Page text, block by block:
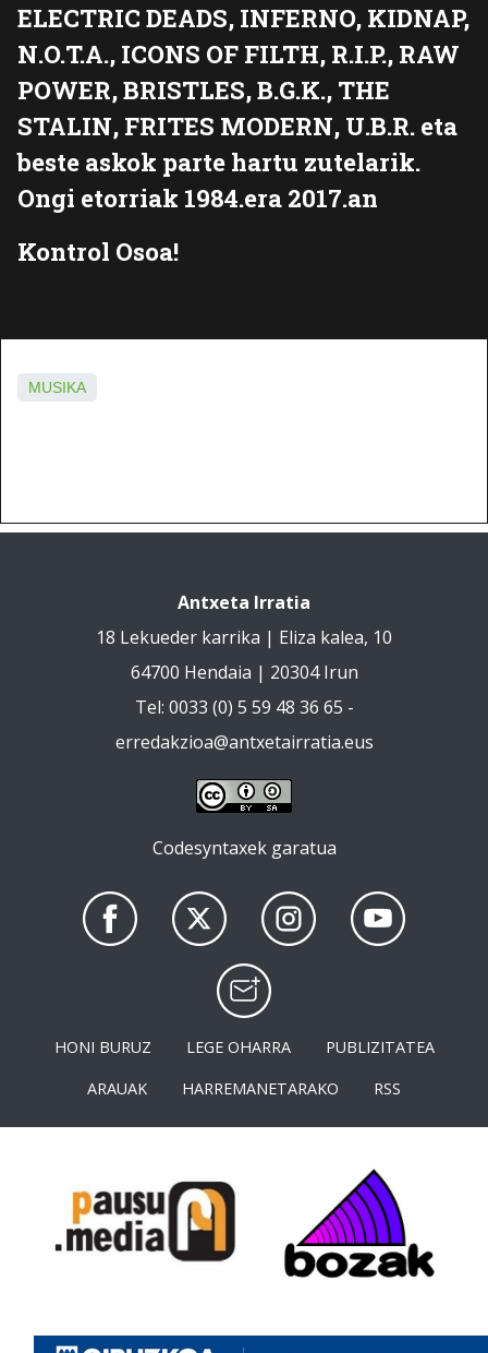
ELECTRIC DEADS, INFERNO, KIDNAP,
N.O.T.A., ICONS OF FILTH, R.I.P., RAW
POWER, BRISTLES, B.G.K., THE
STALIN, FRITES MODERN, U.B.R. eta
beste askok parte hartu zutelarik.
Ongi etorriak 1984.era 2017.an
Kontrol Osoa!
MUSIKA
Antxeta Irratia
18 Lekueder karrika | Eliza kalea, 10
64700 Hendaia | 20304 Irun
Tel: 0033 (0) 5 59 48 36 65 -
erredakzioa@antxetairratia.eus
Codesyntaxek garatua
HONI BURUZ LEGE OHARRA
PUBLIZITATEA
ARAUAK
HARREMANETARAKO RSS